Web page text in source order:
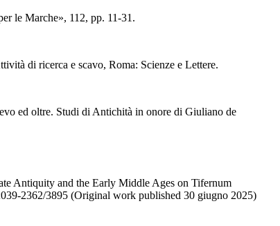
le Marche», 112, pp. 11-31.
di ricerca e scavo, Roma: Scienze e Lettere.
ed oltre. Studi di Antichità in onore di Giuliano de
Antiquity and the Early Middle Ages on Tifernum
2362/3895 (Original work published 30 giugno 2025)